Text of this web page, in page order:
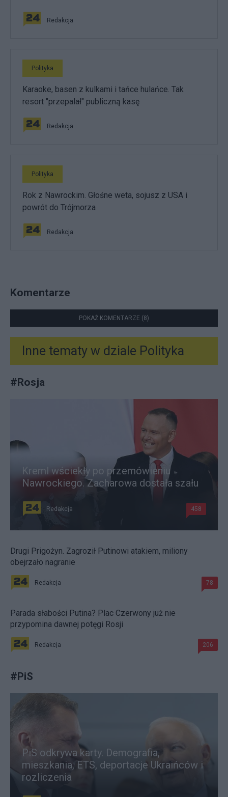
Redakcja
Polityka
Karaoke, basen z kulkami i tańce hulańce. Tak
resort "przepalał" publiczną kasę
Redakcja
Polityka
Rok z Nawrockim. Głośne weta, sojusz z USA i
powrót do Trójmorza
Redakcja
Komentarze
POKAŻ KOMENTARZE (8)
Inne tematy w dziale Polityka
#Rosja
Kreml wściekły po przemówieniu
Nawrockiego. Zacharowa dostała szału
Redakcja 458
Drugi Prigożyn. Zagroził Putinowi atakiem, miliony
obejrzało nagranie
Redakcja 78
Parada słabości Putina? Plac Czerwony już nie
przypomina dawnej potęgi Rosji
Redakcja 206
#PiS
PiS odkrywa karty. Demografia,
mieszkania, ETS, deportacje Ukraińców i
rozliczenia